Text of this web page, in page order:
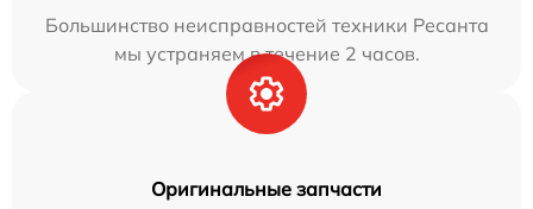
Большинство неисправностей техники Ресанта
мы устраняем в течение 2 часов.
Оригинальные запчасти